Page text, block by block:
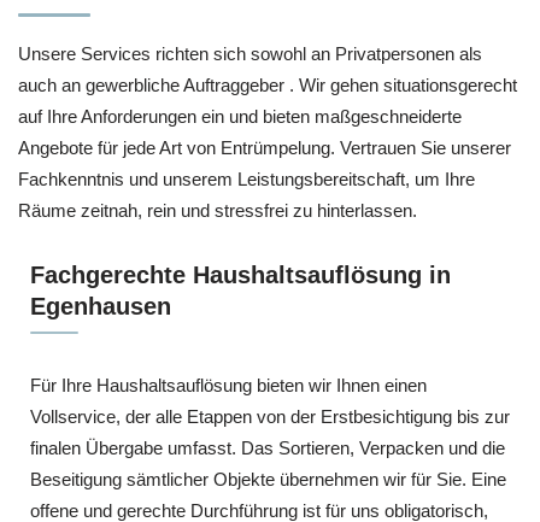
Unsere Services richten sich sowohl an Privatpersonen als
auch an gewerbliche Auftraggeber . Wir gehen situationsgerecht
auf Ihre Anforderungen ein und bieten maßgeschneiderte
Angebote für jede Art von Entrümpelung. Vertrauen Sie unserer
Fachkenntnis und unserem Leistungsbereitschaft, um Ihre
Räume zeitnah, rein und stressfrei zu hinterlassen.
Fachgerechte Haushaltsauflösung in
Egenhausen
Für Ihre Haushaltsauflösung bieten wir Ihnen einen
Vollservice, der alle Etappen von der Erstbesichtigung bis zur
finalen Übergabe umfasst. Das Sortieren, Verpacken und die
Beseitigung sämtlicher Objekte übernehmen wir für Sie. Eine
offene und gerechte Durchführung ist für uns obligatorisch,